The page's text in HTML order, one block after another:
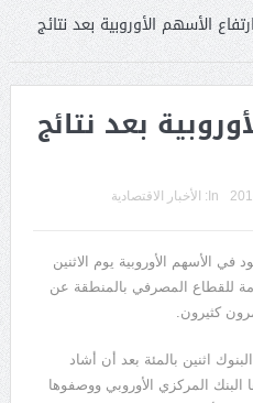
الأسهم الأوروبية بعد نتائج
بعد نتائج
In: الأخبار الاقتصادية
الأسهم الأوروبية يوم الاثنين
للقطاع المصرفي بالمنطقة عن
كثيرون.
اثنين بالمئة بعد أن أشاد
البنك المركزي الأوروبي ووصفوها